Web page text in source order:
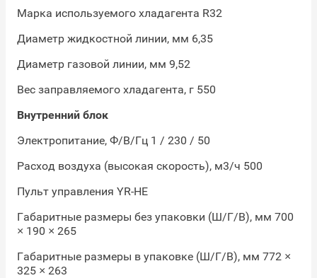
Марка используемого хладагента R32
Диаметр жидкостной линии, мм 6,35
Диаметр газовой линии, мм 9,52
Вес заправляемого хладагента, г 550
Внутренний блок
Электропитание, Ф/В/Гц 1 / 230 / 50
Расход воздуха (высокая скорость), м3/ч 500
Пульт управления YR-HE
Габаритные размеры без упаковки (Ш/Г/В), мм 700
× 190 × 265
Габаритные размеры в упаковке (Ш/Г/В), мм 772 ×
325 × 263